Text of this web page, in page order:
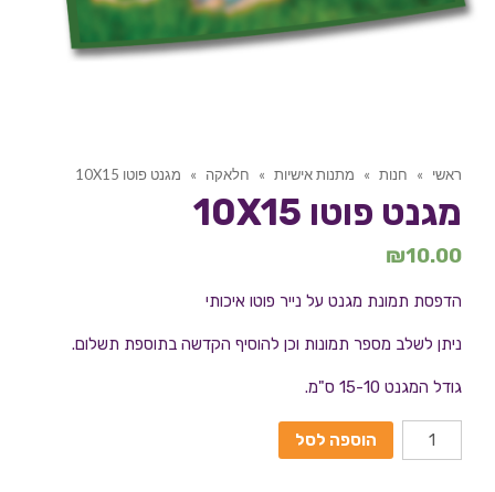
ראשי » חנות » מתנות אישיות » חלאקה » מגנט פוטו 10X15
מגנט פוטו 10X15
₪10.00
הדפסת תמונת מגנט על נייר פוטו איכותי
ניתן לשלב מספר תמונות וכן להוסיף הקדשה בתוספת תשלום.
גודל המגנט 15-10 ס"מ.
הוספה לסל